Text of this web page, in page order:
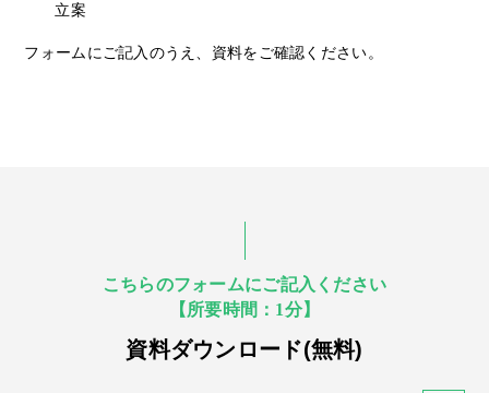
立案
フォームにご記入のうえ、資料をご確認ください。
こちらのフォームにご記入ください
【所要時間：1分】
資料ダウンロード(無料)